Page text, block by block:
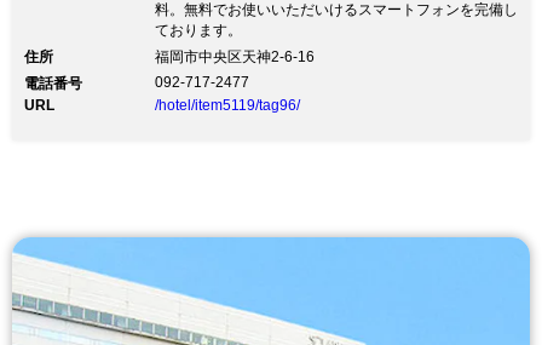
料。無料でお使いいただいけるスマートフォンを完備し
ております。
住所
福岡市中央区天神2-6-16
電話番号
092-717-2477
URL
/hotel/item5119/tag96/